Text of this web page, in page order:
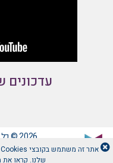
שלנו. קראו את
עדכונים
2026 © כל הזכויות שמורות ל